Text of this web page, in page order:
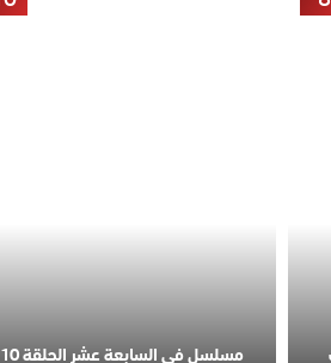
مسلسل في السابعة عشر الحلقة 10